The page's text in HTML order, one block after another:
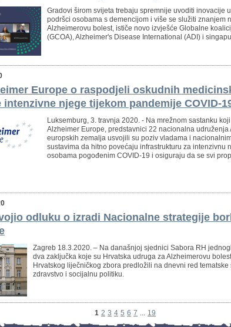
Gradovi širom svijeta trebaju spremnije uvoditi inovacije
podršci osobama s demencijom i više se služiti znanjem
Alzheimerovu bolest, ističe novo izvješće Globalne
(GCOA), Alzheimer's Disease International (ADI) i
Europe o raspodjeli oskudnih
intenzivne njege tijekom pandemije COVID-
Luksemburg, 3. travnja 2020. - Na mrežnom sastanku
Alzheimer Europe, predstavnici 22 nacionalna udruženja
europskih zemalja usvojili su poziv vladama i
sustavima da hitno povećaju infrastrukturu za intenzivnu
osobama pogođenim COVID-19 i osiguraju da se svi
odluku o izradi Nacionalne strategije
Zagreb 18.3.2020. – Na današnjoj sjednici Sabora RH
dva zaključka koje su Hrvatska udruga za Alzheimerovu
Hrvatskog liječničkog zbora predložili na dnevni red
zdravstvo i socijalnu politiku.
1 2 3 4 5 6 7 ... 19